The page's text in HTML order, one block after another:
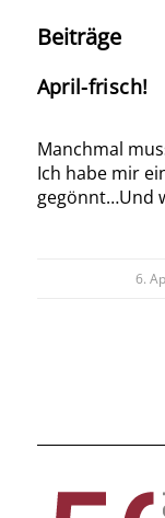
Beiträge
April-frisch!
Manchmal
Ich habe mir
gegönnt…Und
6. /